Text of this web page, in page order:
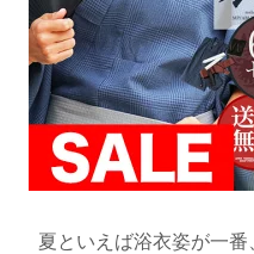
夏といえば浴衣姿が一番